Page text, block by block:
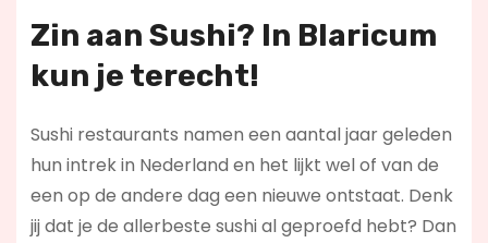
Zin aan Sushi? In Blaricum
kun je terecht!
Sushi restaurants namen een aantal jaar geleden
hun intrek in Nederland en het lijkt wel of van de
een op de andere dag een nieuwe ontstaat. Denk
jij dat je de allerbeste sushi al geproefd hebt? Dan